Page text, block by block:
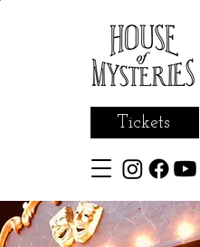
Tickets